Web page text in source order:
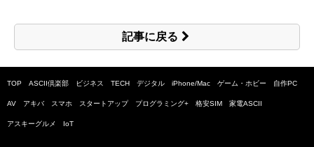
記事に戻る
TOP ASCII倶楽部 ビジネス TECH デジタル iPhone/Mac ゲーム・ホビー 自作PC
AV アキバ スマホ スタートアップ プログラミング+ 格安SIM 家電ASCII
アスキーグルメ IoT